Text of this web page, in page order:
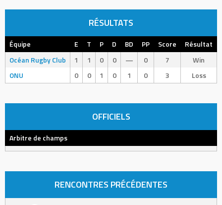
RÉSULTATS
Équipe E T P D BD PP Score
Résultat
Océan Rugby Club
1 1 0 0 — 0 7
Win
ONU
0 0 1 0 1 0 3 Loss
OFFICIELS
Arbitre de champs
RENCONTRES PRÉCÉDENTES